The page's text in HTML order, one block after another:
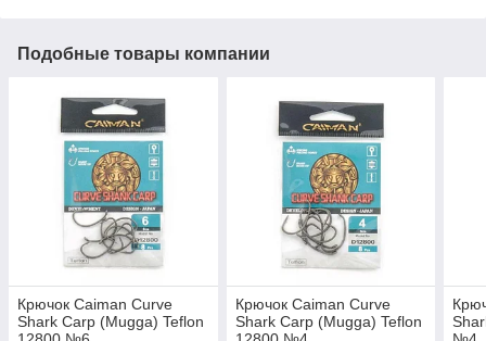
Подобные товары компании
Крючок Caiman Curve
Shark Carp (Mugga) Teflon
Крючок Caiman Curve
Shark Carp (Mugga) Teflon